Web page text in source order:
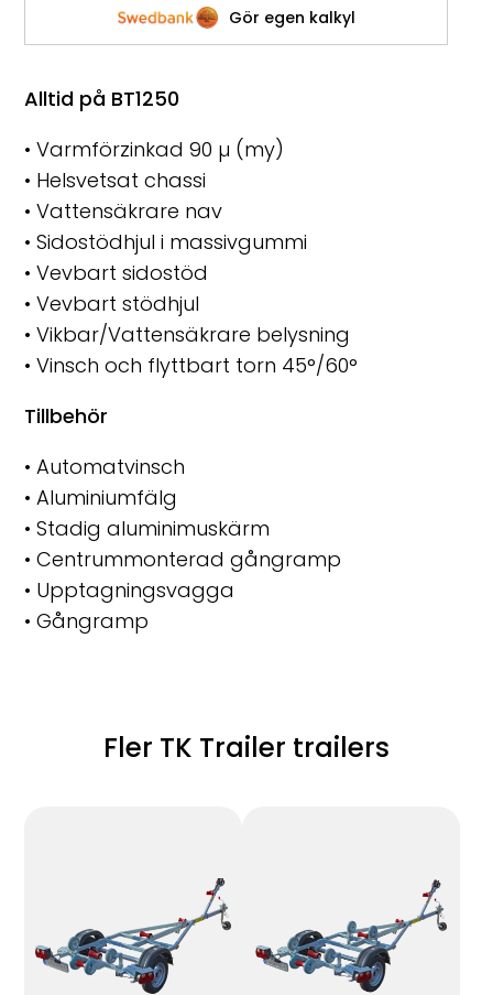
Gör egen kalkyl
Alltid på BT1250
• Varmförzinkad 90 µ (my)
• Helsvetsat chassi
• Vattensäkrare nav
• Sidostödhjul i massivgummi
• Vevbart sidostöd
• Vevbart stödhjul
• Vikbar/Vattensäkrare belysning
• Vinsch och flyttbart torn 45°/60°
Tillbehör
• Automatvinsch
• Aluminiumfälg
• Stadig aluminimuskärm
• Centrummonterad gångramp
• Upptagningsvagga
• Gångramp
Fler TK Trailer trailers